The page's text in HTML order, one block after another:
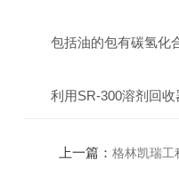
包括油的包有碳氢化合
利用SR-300溶剂回收器
上一篇： 格林凯瑞工